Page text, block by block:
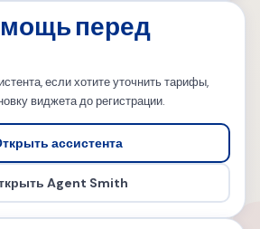
перед
если хотите уточнить тарифы,
виджета до регистрации.
ассистента
Agent Smith